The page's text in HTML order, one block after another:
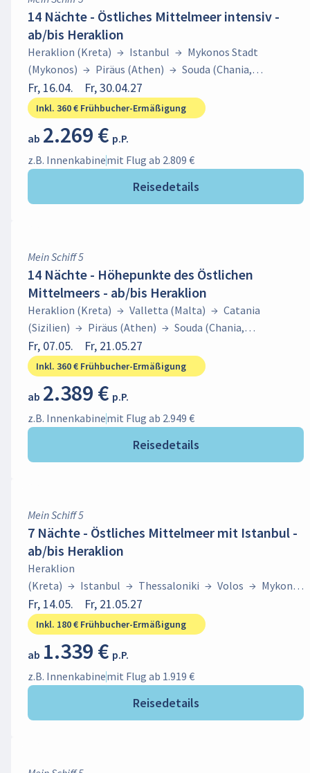
14 Nächte - Östliches Mittelmeer intensiv -
ab/bis Heraklion
Heraklion (Kreta) → Istanbul → Mykonos Stadt
(Mykonos) → Piräus (Athen) → Souda (Chania,
Kreta) → Heraklion (Kreta)
(Korfu) → Piräus (Athen) → Thíra
(Santorin) → Heraklion (Kreta)
Fr, 16.04. Fr, 30.04.27
Inkl. 360 € Frühbucher-Ermäßigung
ab 2.269 € p.P.
z.B. Innenkabinemit Flug ab 2.809 €
Reisedetails
Mein Schiff 5
14 Nächte - Höhepunkte des Östlichen
Mittelmeers - ab/bis Heraklion
Heraklion (Kreta) → Valletta (Malta) → Catania
(Sizilien) → Piräus (Athen) → Souda (Chania,
Kreta)
→
Heraklion
(Kreta) → Istanbul → Thessaloniki →
Stadt (Mykonos) → Heraklion (Kreta)
Fr, 07.05. Fr, 21.05.27
Inkl. 360 € Frühbucher-Ermäßigung
ab 2.389 € p.P.
z.B. Innenkabinemit Flug ab 2.949 €
Reisedetails
Mein Schiff 5
7 Nächte - Östliches Mittelmeer mit Istanbul -
ab/bis Heraklion
Heraklion
(Kreta) → Istanbul → Thessaloniki → Volos → Mykonos
Stadt (Mykonos)
→ Heraklion (Kreta)
Fr, 14.05. Fr, 21.05.27
Inkl. 180 € Frühbucher-Ermäßigung
ab 1.339 € p.P.
z.B. Innenkabinemit Flug ab 1.919 €
Reisedetails